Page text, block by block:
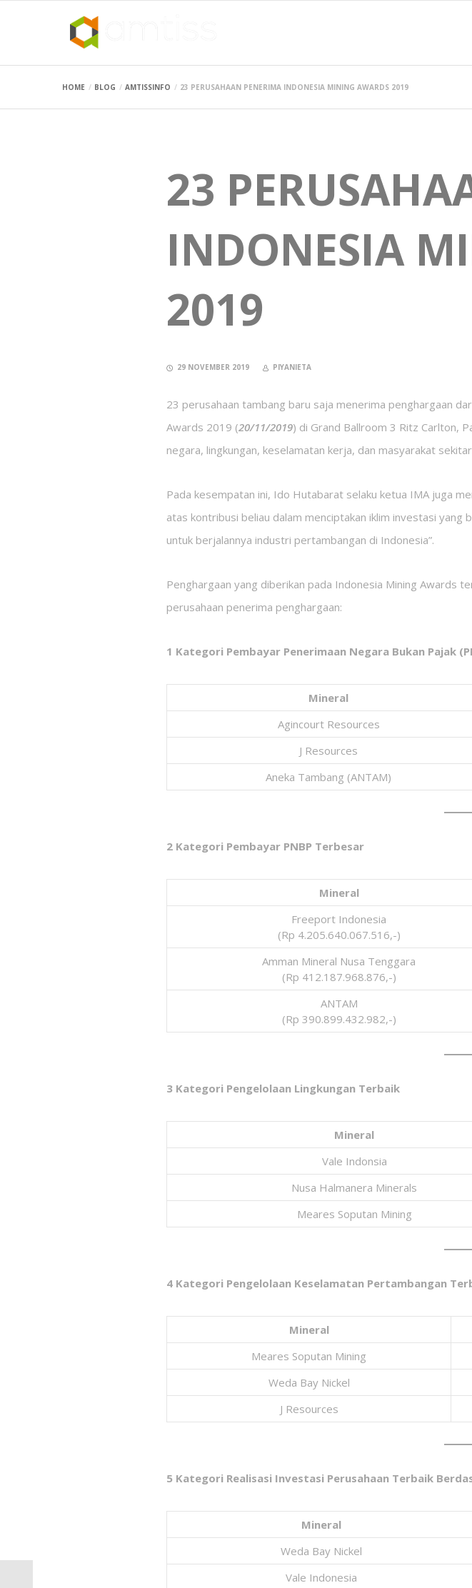
HOME BLOG AMTISSINFO 23 PERUSAHAAN PENERIMA INDONESIA MINING AWARDS 2019
23
INDONESIA
2019
29 NOVEMBER 2019 PIYANIETA
23 perusahaan tambang baru saja menerima penghargaan
Awards 2019 (20/11/2019) di Grand Ballroom 3 Ritz Carlton,
negara, lingkungan, keselamatan kerja, dan masyarakat
Pada kesempatan ini, Ido Hutabarat selaku ketua IMA juga
atas kontribusi beliau dalam menciptakan iklim investasi yang
untuk berjalannya industri pertambangan di Indonesia”.
Penghargaan yang diberikan pada Indonesia Mining
perusahaan penerima penghargaan:
1 Kategori Pembayar Penerimaan Negara Bukan Pajak
Mineral
Agincourt Resources
J Resources
Aneka Tambang (ANTAM)
2 Kategori Pembayar PNBP Terbesar
Mineral
Freeport Indonesia
(Rp 4.205.640.067.516,-)
Amman Mineral Nusa Tenggara
(Rp 412.187.968.876,-)
ANTAM
(Rp 390.899.432.982,-)
3 Kategori Pengelolaan Lingkungan Terbaik
Mineral
Vale Indonsia
Nusa Halmanera Minerals
Meares Soputan Mining
4 Kategori Pengelolaan Keselamatan Pertambangan
Mineral
Meares Soputan Mining
Weda Bay Nickel
J Resources
5 Kategori Realisasi Investasi Perusahaan Terbaik
Mineral
Weda Bay Nickel
Vale Indonesia